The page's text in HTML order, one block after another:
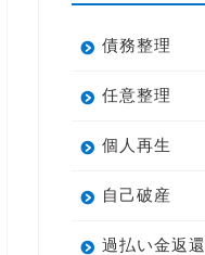
債務整理
任意整理
個人再生
自己破産
過払い金返